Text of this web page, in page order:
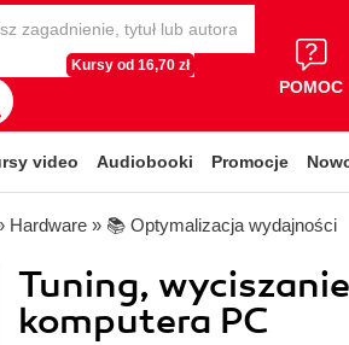
Kursy od 16,70 zł
POMOC
video Audiobooki Promocje
Hardware » 📚 Optymalizacja wydajności
Tuning,
komputera PC